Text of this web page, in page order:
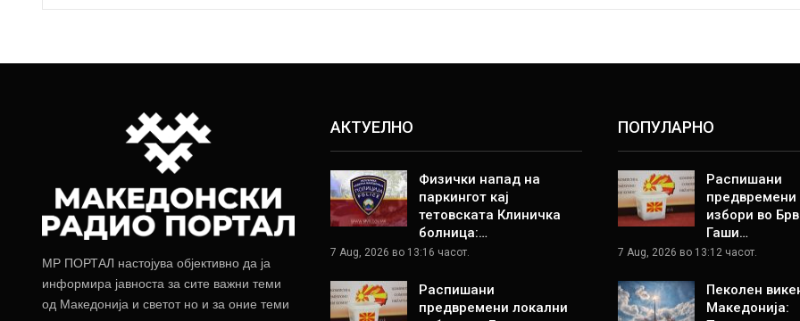
МР ПОРТАЛ настојува објективно да ја
информира јавноста за сите важни теми
од Македонија и светот но и за оние теми
АКТУЕЛНО
Физички напад на
паркингот кај
тетовската Клиничка
болница:…
7 Aug, 2026 во 13:16 часот.
Распишани
предвремени локални
ПОПУЛАРНО
Распишани
предвремени
избори во
Гаши…
7 Aug, 2026 во 13:12 часот.
Пеколен
Македонија: